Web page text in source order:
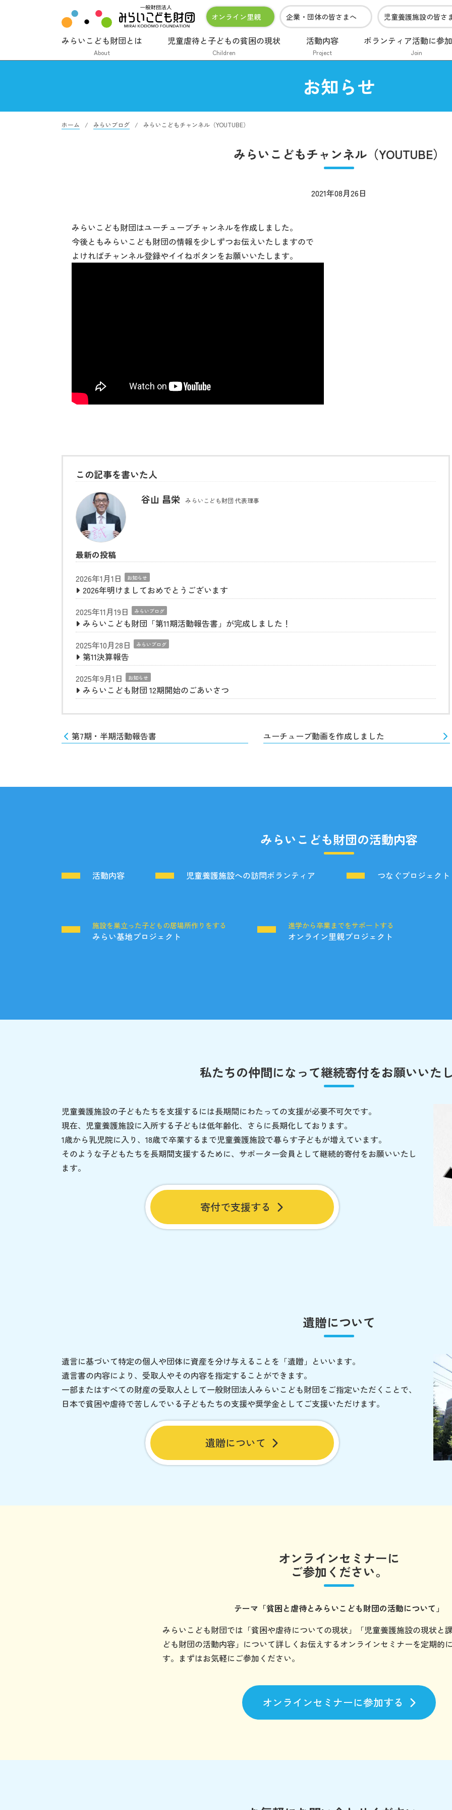
オンライン里親 企業・団体の皆さまへ 児童養護施設の皆さ
みらいこども財団とは
About
児童虐待と子どもの貧困の現状
Children
活動内容
Project
ボランティア活動に参
Join
お知らせ
ホーム みらいブログ みらいこどもチャンネル（YOUTUBE）
みらいこどもチャンネル（YOUTUBE）
2021年08月26日
みらいこども財団はユーチューブチャンネルを作成しました。
今後ともみらいこども財団の情報を少しずつお伝えいたしますので
よければチャンネル登録やイイねボタンをお願いいたします。
この記事を書いた人
谷山 昌栄
みらいこども財団 代表理事
最新の投稿
2026年1月1日
お知らせ
2026年明けましておめでとうございます
2025年11月19日
みらいブログ
みらいこども財団「第11期活動報告書」が完成しました！
2025年10月28日
みらいブログ
第11決算報告
2025年9月1日
お知らせ
みらいこども財団 12期開始のごあいさつ
第7期・半期活動報告書 ユーチューブ動画を作成しました
みらいこども財団の活動内容
活動内容 児童養護施設への訪問ボランティア つなぐプロジェクト
施設を巣立った子どもの居場所作りをする
みらい基地プロジェクト
進学から卒業までをサポートする
オンライン里親プロジェクト
私たちの仲間になって継続寄付をお願いいた
児童養護施設の子どもたちを支援するには長期間にわたっての支援が必要不可欠です。
現在、児童養護施設に入所する子どもは低年齢化、さらに長期化しております。
1歳から乳児院に入り、18歳で卒業するまで児童養護施設で暮らす子どもが増えています。
そのような子どもたちを長期間支援するために、サポーター会員として継続的寄付をお願いいたし
ます。
寄付で支援する
遺贈について
遺言に基づいて特定の個人や団体に資産を分け与えることを「遺贈」といいます。
遺言書の内容により、受取人やその内容を指定することができます。
一部またはすべての財産の受取人として一般財団法人みらいこども財団をご指定いただくことで、
日本で貧困や虐待で苦しんでいる子どもたちの支援や奨学金としてご支援いただけます。
遺贈について
オンラインセミナーに
ご参加ください。
テーマ 「貧困と虐待とみらいこども財団の活動について」
みらいこども財団では「貧困や虐待についての現状」「児童養護施設の現状と
ども財団の活動内容」について詳しくお伝えするオンラインセミナーを定期的
す。まずはお気軽にご参加ください。
オンラインセミナーに参加する